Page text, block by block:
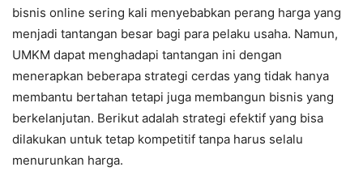
bisnis online sering kali menyebabkan perang harga yang
menjadi tantangan besar bagi para pelaku usaha. Namun,
UMKM dapat menghadapi tantangan ini dengan
menerapkan beberapa strategi cerdas yang tidak hanya
membantu bertahan tetapi juga membangun bisnis yang
berkelanjutan. Berikut adalah strategi efektif yang bisa
dilakukan untuk tetap kompetitif tanpa harus selalu
menurunkan harga.